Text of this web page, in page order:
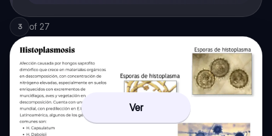
3 of 27
Ver